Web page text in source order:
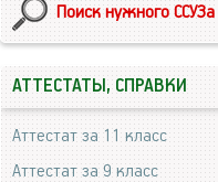
Поиск нужного ССУЗа
АТТЕСТАТЫ, СПРАВКИ
Аттестат за 11 класс
Аттестат за 9 класс